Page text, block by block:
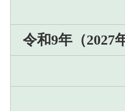
令和9年（2027